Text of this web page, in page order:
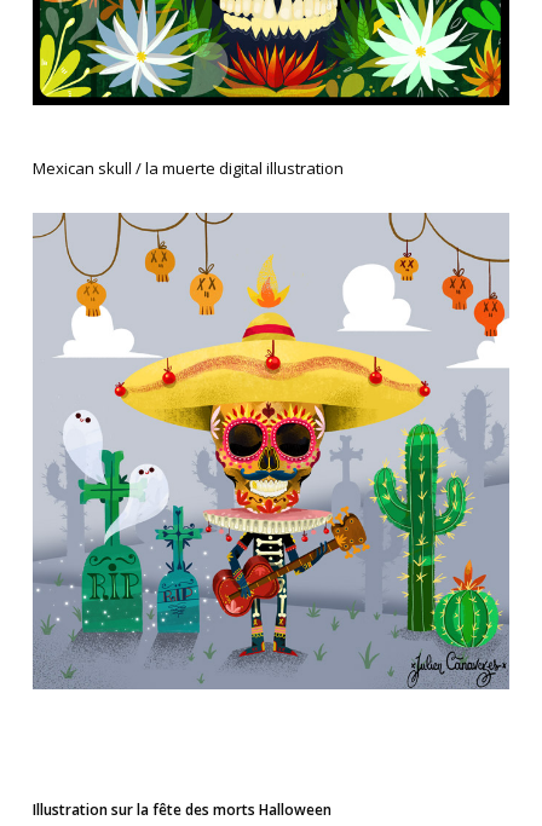
Mexican skull / la muerte digital illustration
Illustration sur la fête des morts Halloween